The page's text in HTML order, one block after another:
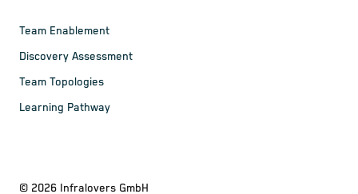
Team Enablement
Discovery Assessment
Team Topologies
Learning Pathway
© 2026 Infralovers GmbH